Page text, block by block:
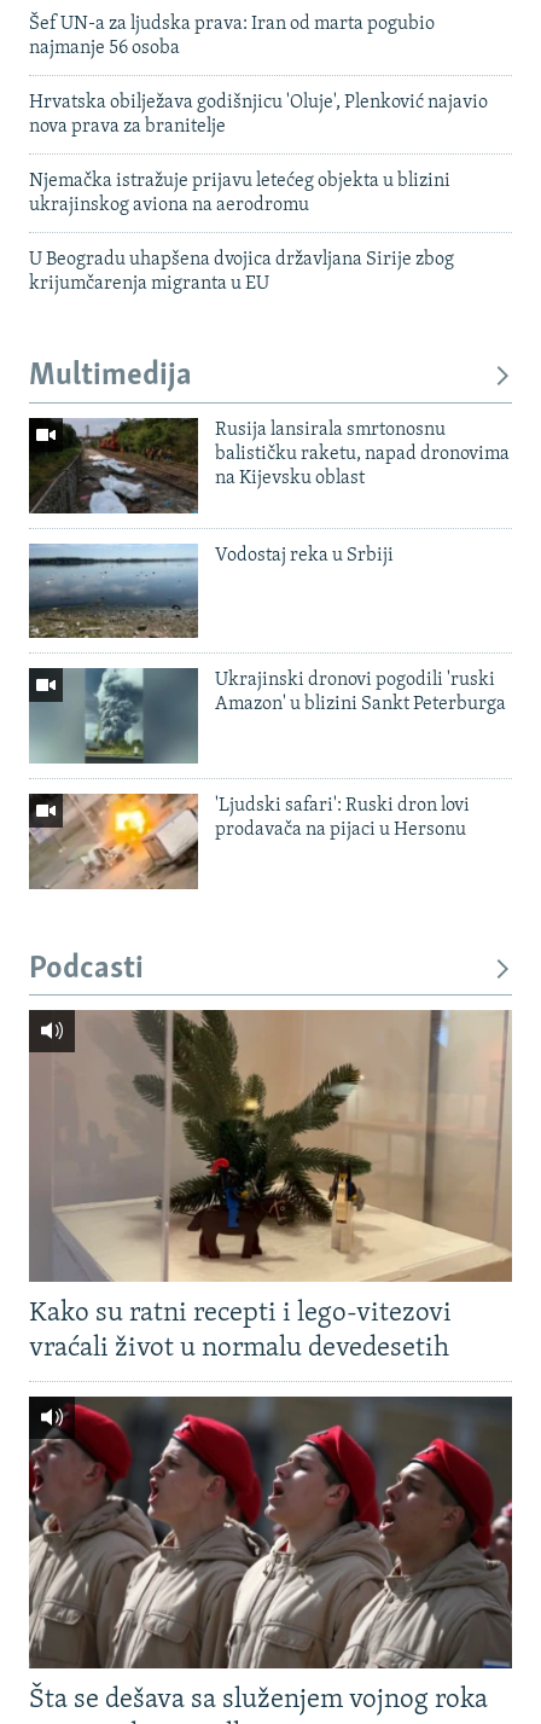
Šef UN-a za ljudska prava: Iran od marta pogubio
najmanje 56 osoba
Hrvatska obilježava godišnjicu 'Oluje', Plenković najavio
nova prava za branitelje
Njemačka istražuje prijavu letećeg objekta u blizini
ukrajinskog aviona na aerodromu
U Beogradu uhapšena dvojica državljana Sirije zbog
krijumčarenja migranta u EU
Multimedija
Rusija lansirala smrtonosnu
balističku raketu, napad dronovima
na Kijevsku oblast
Vodostaj reka u Srbiji
Ukrajinski dronovi pogodili 'ruski
Amazon' u blizini Sankt Peterburga
'Ljudski safari': Ruski dron lovi
prodavača na pijaci u Hersonu
Podcasti
Kako su ratni recepti i lego-vitezovi
vraćali život u normalu devedesetih
Šta se dešava sa služenjem vojnog roka